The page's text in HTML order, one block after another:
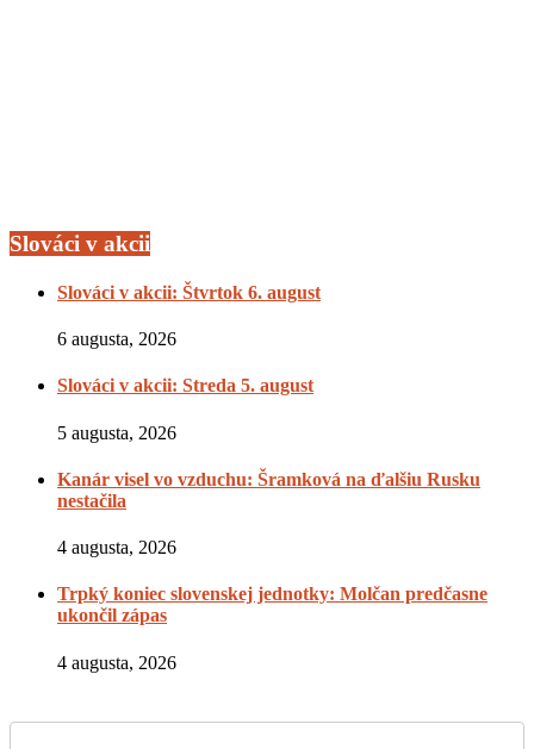
Slováci v akcii
Slováci v akcii: Štvrtok 6. august
6 augusta, 2026
Slováci v akcii: Streda 5. august
5 augusta, 2026
Kanár visel vo vzduchu: Šramková na ďalšiu Rusku
nestačila
4 augusta, 2026
Trpký koniec slovenskej jednotky: Molčan predčasne
ukončil zápas
4 augusta, 2026